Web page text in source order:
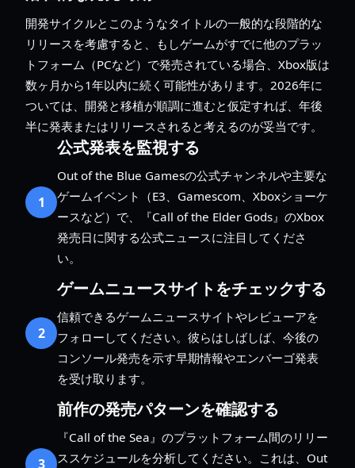
開発サイクルとこのようなタイトルの一般的な段階的な
リリースを考慮すると、もしゲームがすでに他のプラッ
トフォーム（PCなど）で発売されている場合、Xbox版は
数ヶ月から1年以内に続く可能性があります。2026年に
ついては、開発と移植が順調に進むと仮定すれば、年後
半に発表またはリリースされると考えるのが妥当です。
1
公式発表を監視する
Out of the Blue Gamesの公式チャンネルや主要な
ゲームイベント（E3、Gamescom、Xboxショーケ
ースなど）で、『Call of the Elder Gods』のXbox
発売日に関する公式ニュースに注目してくださ
い。
2
ゲームニュースサイトをチェックする
信頼できるゲームニュースサイトやレビューアを
フォローしてください。彼らはしばしば、今後の
コンソール発売を示す早期情報やエンバーゴ発表
を受け取ります。
3
前作の発売パターンを確認する
『Call of the Sea』のプラットフォーム間のリリー
ススケジュールを分析してください。これは、Out